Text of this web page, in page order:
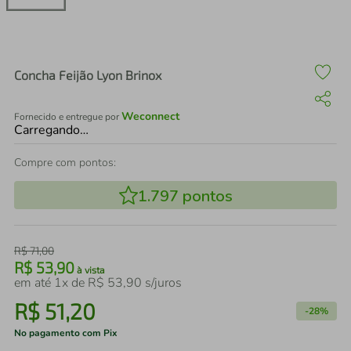
Concha Feijão Lyon Brinox
Fornecido e entregue porWeconnect
Carregando…
Compre com pontos:
1.797 pontos
R$71,00
R$ 53,90 à vista
em até 1x de R$ 53,90 s/juros
R$ 51,20 -28%
No pagamento com Pix